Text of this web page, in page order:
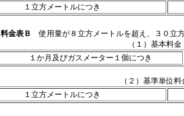
１立方メートルにつき
料金表Ｂ
使用量が８立方メートルを超え、３０立
（１）基本料金
１か月及びガスメーター１個につき
（２）基準単位料
１立方メートルにつき